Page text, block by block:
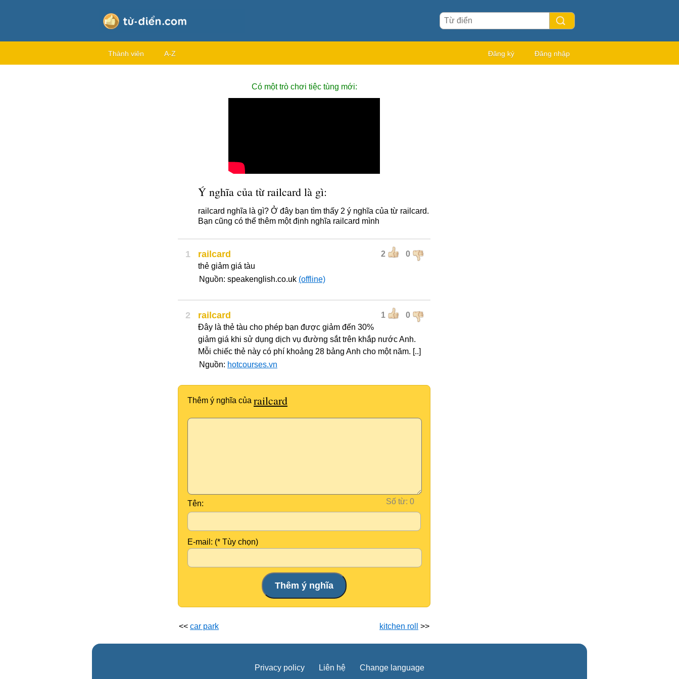
Thành viên A-Z Đăng ký Đăng nhập
Có một trò chơi tiệc tùng mới:
Ý nghĩa của từ railcard là gì:
railcard nghĩa là gì? Ở đây bạn tìm thấy 2 ý nghĩa của từ railcard.
Bạn cũng có thể thêm một định nghĩa railcard mình
1 2 0
railcard
thẻ giảm giá tàu
Nguồn: speakenglish.co.uk (offline)
2 1 0
railcard
Đây là thẻ tàu cho phép bạn được giảm đến 30%
giảm giá khi sử dụng dịch vụ đường sắt trên khắp nước Anh.
Mỗi chiếc thẻ này có phí khoảng 28 bảng Anh cho một năm. [..]
Nguồn: hotcourses.vn
Thêm ý nghĩa của railcard
Số từ:
Tên:
E-mail: (* Tùy chọn)
<< car park kitchen roll >>
Privacy policy Liên hệ Change language